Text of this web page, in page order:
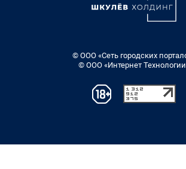
© ООО «Сеть городских
© ООО «Интернет